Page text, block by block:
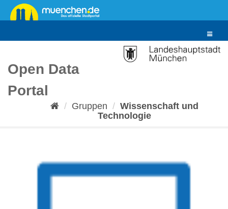
Überspringen
zum
Toggle
Open Data
Portal
Gruppen
Wissenschaft und
Technologie